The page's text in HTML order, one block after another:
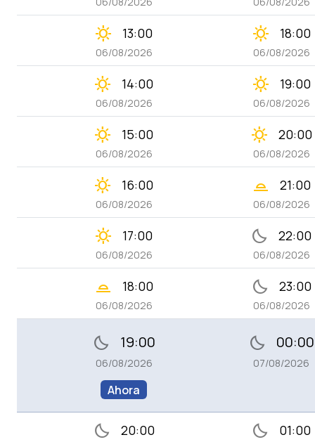
clear_day 13:00
06/08/2026
clear_day 18:00
06/08/2026
clear_day 14:00
06/08/2026
clear_day 19:00
06/08/2026
clear_day 15:00
06/08/2026
clear_day 20:00
06/08/2026
clear_day 16:00
06/08/2026
wb_twilight_2 21:00
06/08/2026
clear_day 17:00
06/08/2026
bedtime 22:00
06/08/2026
wb_twilight_2 18:00
06/08/2026
bedtime 23:00
06/08/2026
bedtime 19:00
06/08/2026
Ahora
bedtime 00:00
07/08/2026
bedtime 20:00 bedtime 01:00